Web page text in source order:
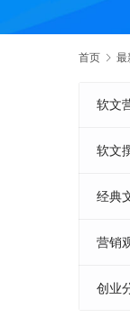
首页 最
软文
软文
经典
营销
创业